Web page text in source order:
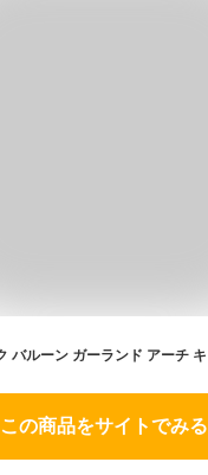
この商品をサイトでみる